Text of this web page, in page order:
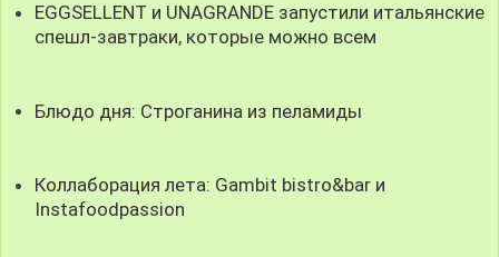
EGGSELLENT и UNAGRANDE запустили итальянские
спешл-завтраки, которые можно всем
Блюдо дня: Строганина из пеламиды
Коллаборация лета: Gambit bistro&bar и
Instafoodpassion